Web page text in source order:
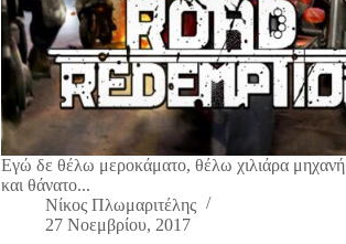
Εγώ δε θέλω μεροκάματο, θέλω χιλιάρα μηχανή
και θάνατο...
Νίκος Πλωμαριτέλης
27 Νοεμβρίου, 2017